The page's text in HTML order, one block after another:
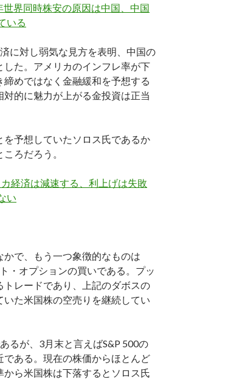
界同時株安の原因は中国、中国
いる
に対し弱気な見方を表明、中国の
た。アメリカのインフレ率が下
めではなく金融緩和を予想する
的に魅力が上がる金投資は正当
予想していたソロス氏であるか
ろだろう。
経済は減速する、利上げは失敗
い
で、もう一つ象徴的なものは
・オプションの買いである。プッ
トレードであり、上記のダボスの
た米国株の空売りを継続してい
るが、3月末と言えばS&P 500の
ある。現在の株価からほとんど
ら米国株は下落するとソロス氏